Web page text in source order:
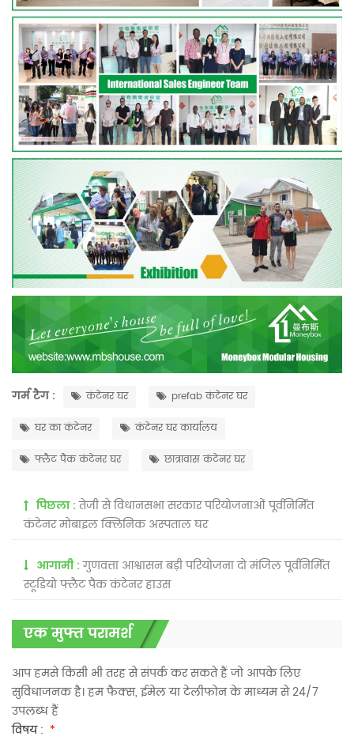
गर्म टैग : कंटेनर घर prefab कंटेनर घर
घर का कंटेनर कंटेनर घर कार्यालय
फ्लैट पैक कंटेनर घर छात्रावास कंटेनर घर
पिछला :तेजी से विधानसभा सरकार परियोजनाओं पूर्वनिर्मित
कंटेनर मोबाइल क्लिनिक अस्पताल घर
आगामी :गुणवत्ता आश्वासन बड़ी परियोजना दो मंजिल पूर्वनिर्मित
स्टूडियो फ्लैट पैक कंटेनर हाउस
एक मुफ्त परामर्श
आप हमसे किसी भी तरह से संपर्क कर सकते हैं जो आपके लिए
सुविधाजनक है। हम फैक्स, ईमेल या टेलीफोन के माध्यम से 24/7
उपलब्ध हैं
विषय : *